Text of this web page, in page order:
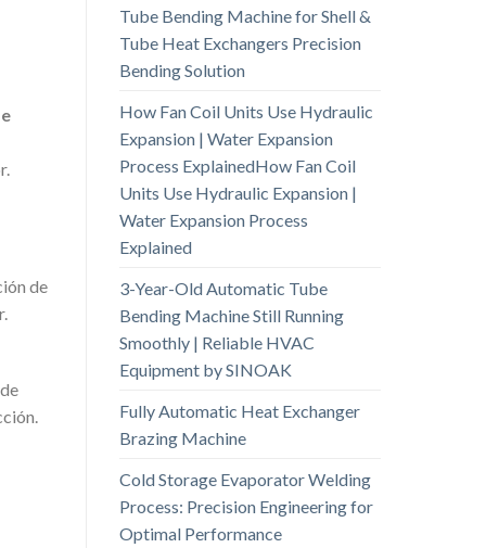
de
Tube Bending Machine for Shell &
Tube Heat Exchangers Precision
Bending Solution
How Fan Coil Units Use Hydraulic
Expansion | Water Expansion
Process ExplainedHow Fan Coil
Units Use Hydraulic Expansion |
Water Expansion Process
Explained
3-Year-Old Automatic Tube
Bending Machine Still Running
Smoothly | Reliable HVAC
Equipment by SINOAK
Fully Automatic Heat Exchanger
Brazing Machine
Cold Storage Evaporator Welding
Process: Precision Engineering for
Optimal Performance